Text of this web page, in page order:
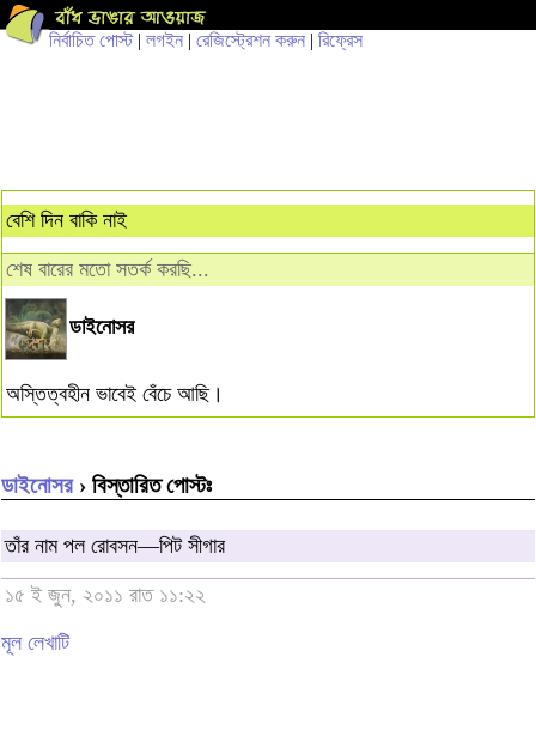
নির্বাচিত পোস্ট| লগইন | রেজিস্ট্রেশন করুন | রিফ্রেস
বেশি দিন বাকি নাই
শেষ বারের মতো সতর্ক করছি...
ডাইনোসর
অস্তিত্বহীন ভাবেই বেঁচে আছি।
ডাইনোসর› বিস্তারিত পোস্টঃ
তাঁর নাম পল রোবসন—পিট সীগার
১৫ ই জুন, ২০১১ রাত ১১:২২
মূল লেখাটি